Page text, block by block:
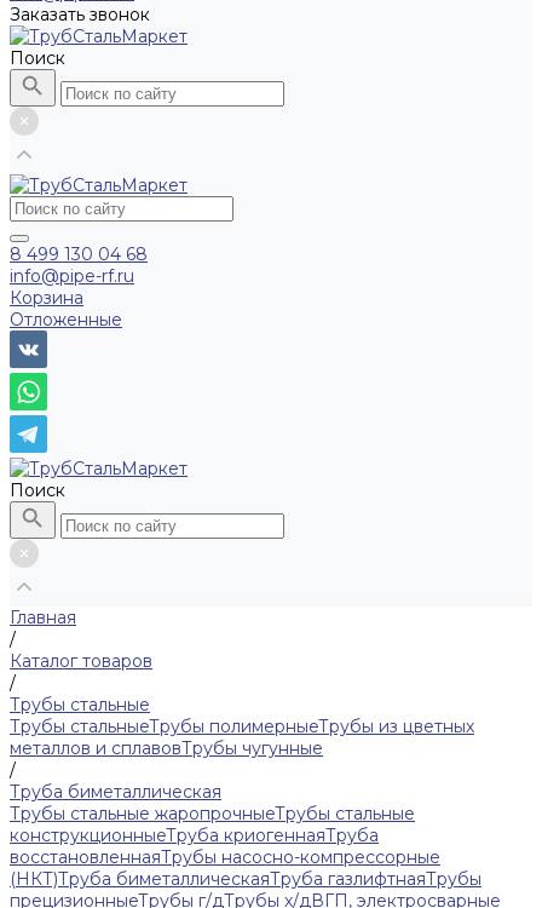
Заказать звонок
Поиск
8 499 130 04 68
info@pipe-rf.ru
Корзина
Отложенные
Поиск
Главная
/
Каталог товаров
/
Трубы стальные
Трубы стальныеТрубы полимерныеТрубы из цветных
металлов и сплавовТрубы чугунные
/
Труба биметаллическая
Трубы стальные жаропрочныеТрубы стальные
конструкционныеТруба криогеннаяТруба
восстановленнаяТрубы насосно-компрессорные
(НКТ)Труба биметаллическаяТруба газлифтнаяТрубы
прецизионныеТрубы г/дТрубы х/дВГП, электросварные